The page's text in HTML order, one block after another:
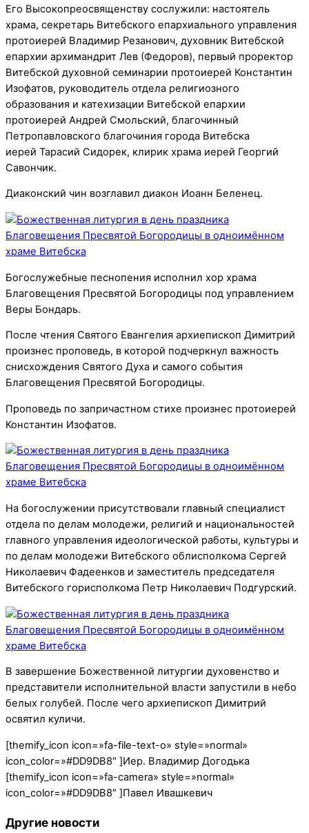
Его Высокопреосвященству сослужили: настоятель
храма, секретарь Витебского епархиального управления
протоиерей Владимир Резанович, духовник Витебской
епархии архимандрит Лев (Федоров), первый проректор
Витебской духовной семинарии протоиерей Константин
Изофатов, руководитель отдела религиозного
образования и катехизации Витебской епархии
протоиерей Андрей Смольский, благочинный
Петропавловского благочиния города Витебска
иерей Тарасий Сидорек, клирик храма иерей Георгий
Савончик.
Диаконский чин возглавил диакон Иоанн Беленец.
Богослужебные песнопения исполнил хор храма
Благовещения Пресвятой Богородицы под управлением
Веры Бондарь.
После чтения Святого Евангелия архиепископ Димитрий
произнес проповедь, в которой подчеркнул важность
снисхождения Святого Духа и самого события
Благовещения Пресвятой Богородицы.
Проповедь по запричастном стихе произнес протоиерей
Константин Изофатов.
На богослужении присутствовали главный специалист
отдела по делам молодежи, религий и национальностей
главного управления идеологической работы, культуры и
по делам молодежи Витебского облисполкома Сергей
Николаевич Фадеенков и заместитель председателя
Витебского горисполкома Петр Николаевич Подгурский.
В завершение Божественной литургии духовенство и
представители исполнительной власти запустили в небо
белых голубей. После чего архиепископ Димитрий
освятил куличи.
[themify_icon icon=»fa-file-text-o» style=»normal»
icon_color=»#DD9DB8″ ]Иер. Владимир Догодька
[themify_icon icon=»fa-camera» style=»normal»
icon_color=»#DD9DB8″ ]Павел Ивашкевич
Другие новости